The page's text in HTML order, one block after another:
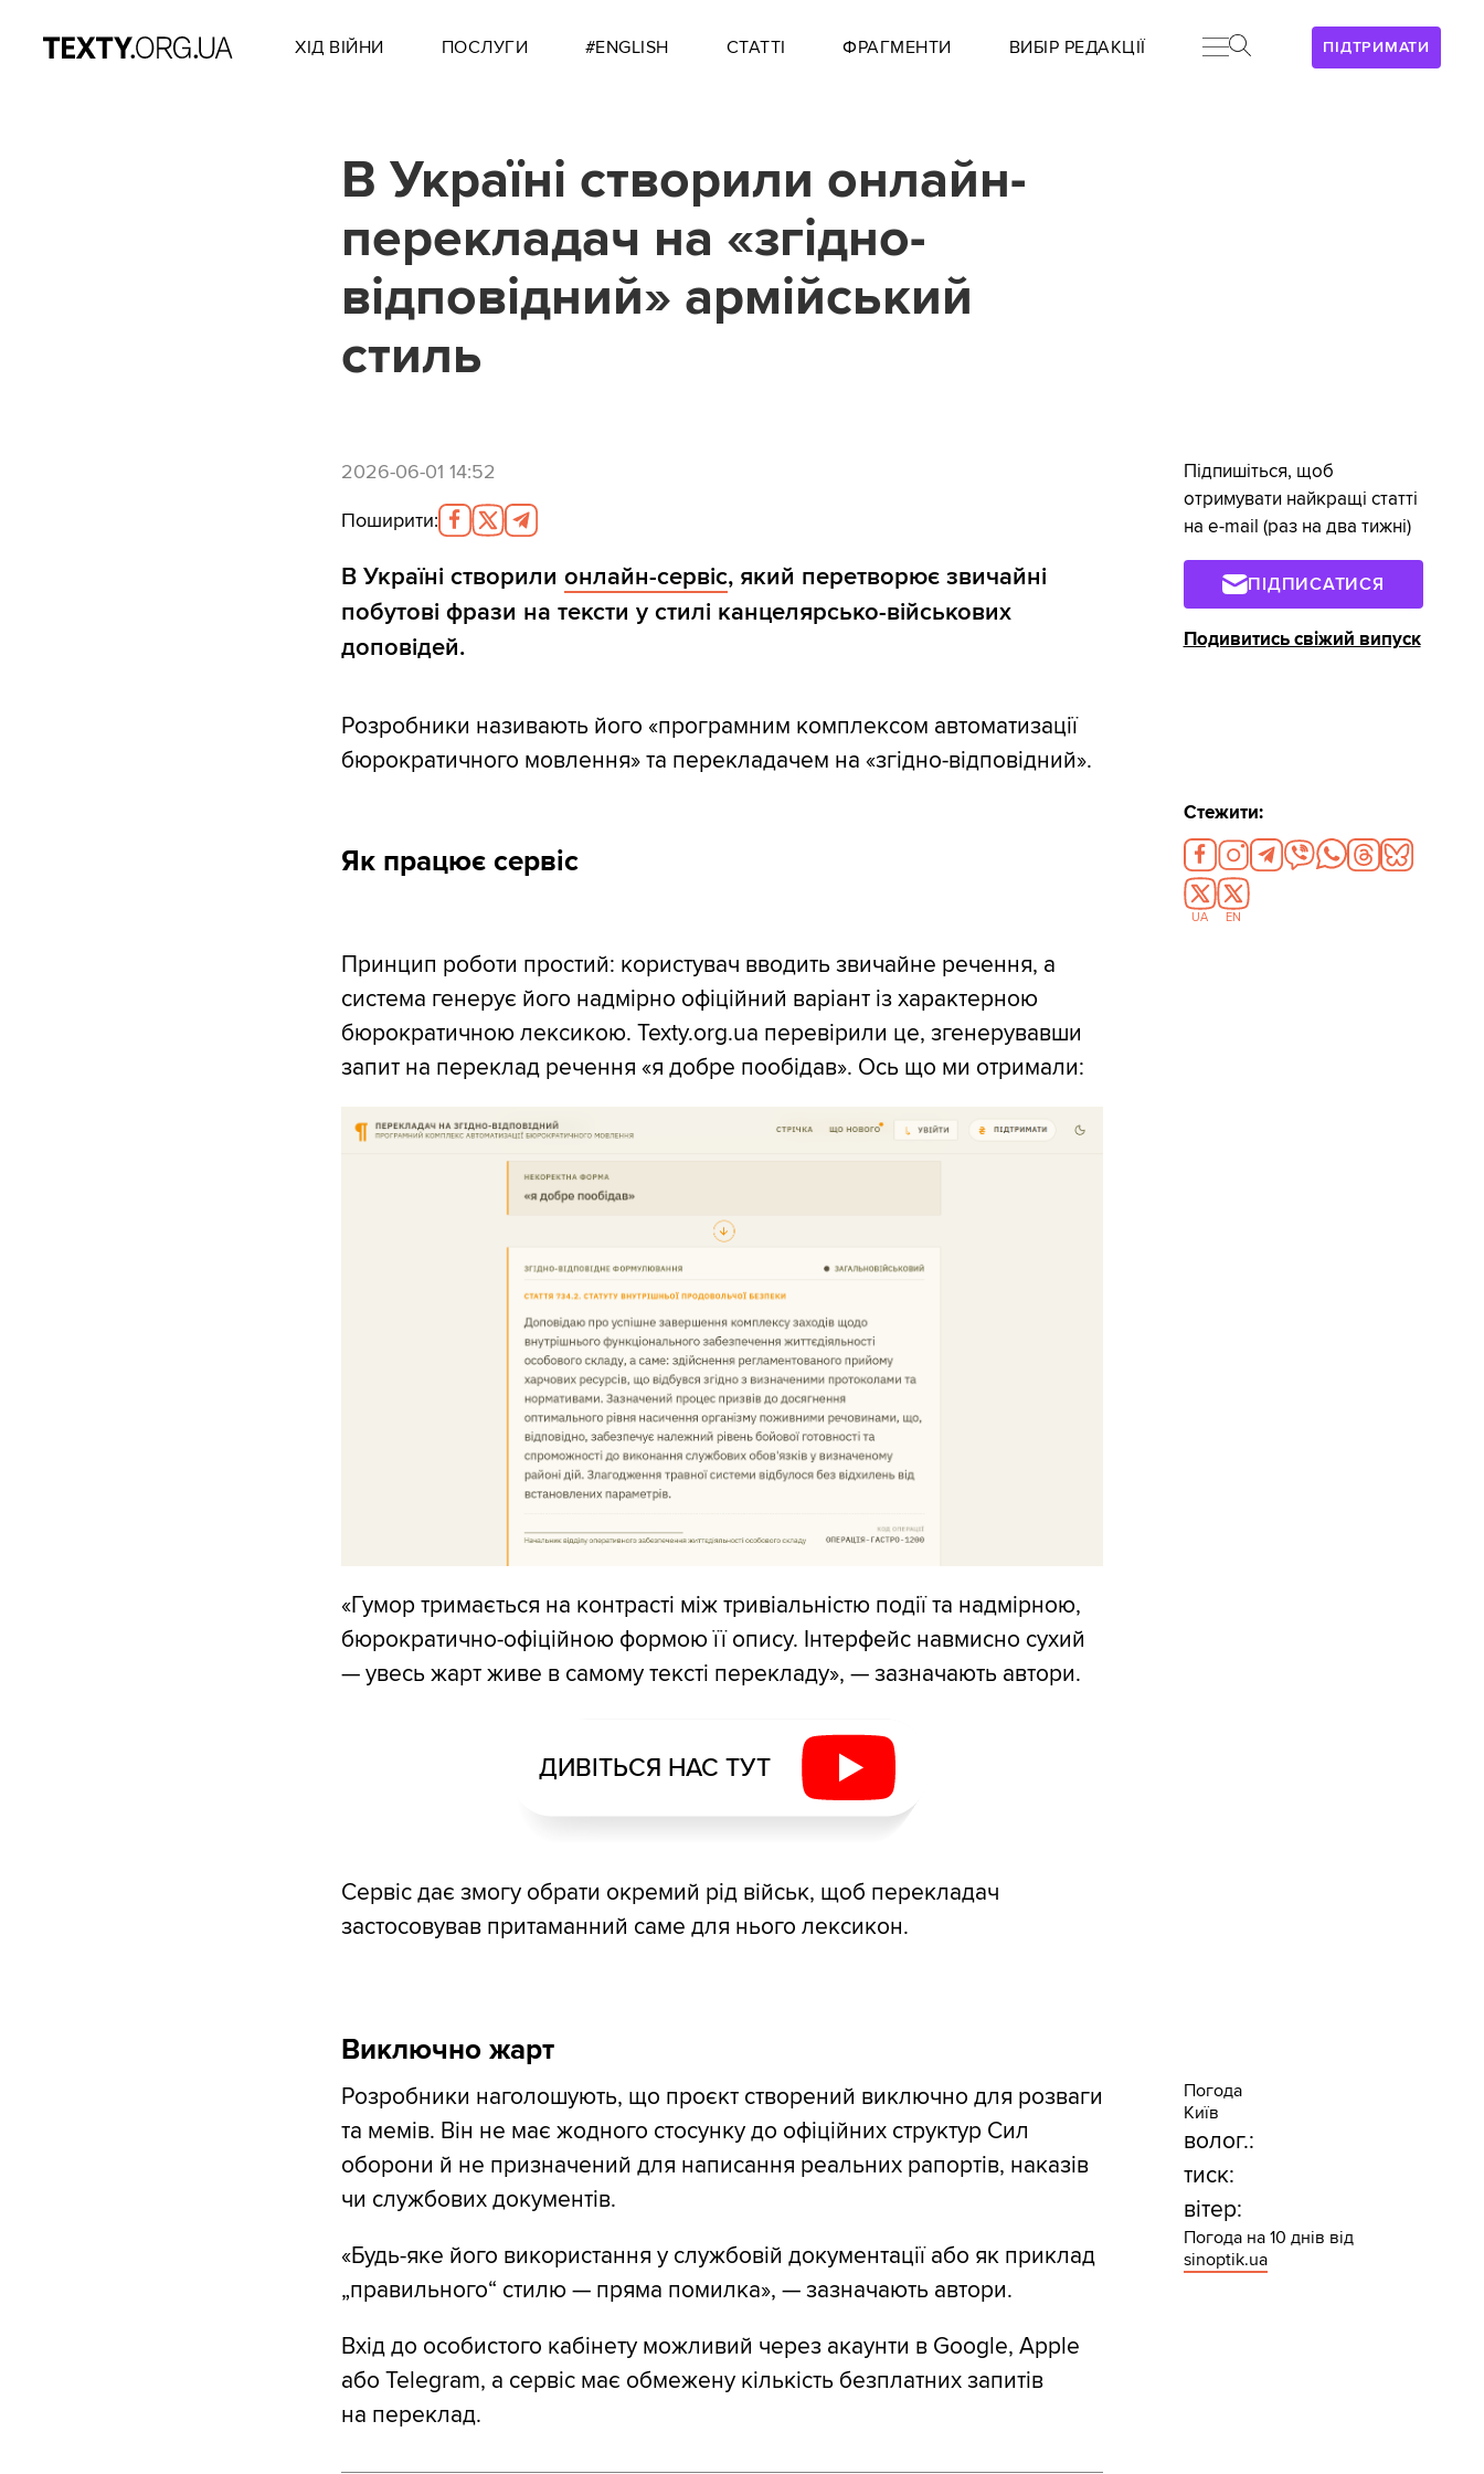
ПІДТРИМАТИ
ХІД ВІЙНИ ПОСЛУГИ #ENGLISH СТАТТІ ФРАГМЕНТИ ВИБІР РЕДАКЦІЇ
В Україні створили онлайн-
перекладач на «згідно-
відповідний» армійський
стиль
2026-06-01 14:52
Поширити:
В Україні створили онлайн-сервіс, який перетворює звичайні
побутові фрази на тексти у стилі канцелярсько-військових
доповідей.
Розробники називають його «програмним комплексом автоматизації
бюрократичного мовлення» та перекладачем на «згідно-відповідний».
Як працює сервіс
Принцип роботи простий: користувач вводить звичайне речення, а
система генерує його надмірно офіційний варіант із характерною
бюрократичною лексикою. Texty.org.ua перевірили це, згенерувавши
запит на переклад речення «я добре пообідав». Ось що ми отримали:
«Гумор тримається на контрасті між тривіальністю події та надмірною,
бюрократично-офіційною формою її опису. Інтерфейс навмисно сухий
— увесь жарт живе в самому тексті перекладу», — зазначають автори.
ДИВІТЬСЯ НАС ТУТ
Сервіс дає змогу обрати окремий рід військ, щоб перекладач
застосовував притаманний саме для нього лексикон.
Виключно жарт
Розробники наголошують, що проєкт створений виключно для розваги
та мемів. Він не має жодного стосунку до офіційних структур Сил
оборони й не призначений для написання реальних рапортів, наказів
чи службових документів.
«Будь-яке його використання у службовій документації або як приклад
„правильного“ стилю — пряма помилка», — зазначають автори.
Вхід до особистого кабінету можливий через акаунти в Google, Apple
або Telegram, а сервіс має обмежену кількість безплатних запитів
на переклад.
Підпишіться, щоб
отримувати найкращі статті
на e-mail (раз на два тижні)
ПІДПИСАТИСЯ
Подивитись свіжий випуск
Стежити:
UA EN
Погода
Київ
волог.:
тиск:
вітер:
Погода на 10 днів від
sinoptik.ua